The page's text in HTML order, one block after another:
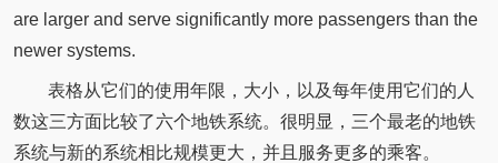
are larger and serve significantly more passengers than the
newer systems.
表格从它们的使用年限，大小，以及每年使用它们的人
数这三方面比较了六个地铁系统。很明显，三个最老的地铁
系统与新的系统相比规模更大，并且服务更多的乘客。